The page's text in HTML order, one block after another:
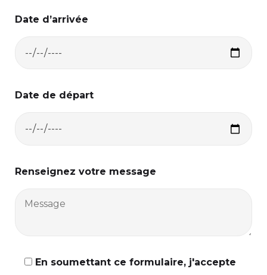
Date d’arrivée
Date de départ
Renseignez votre message
En soumettant ce formulaire, j'accepte